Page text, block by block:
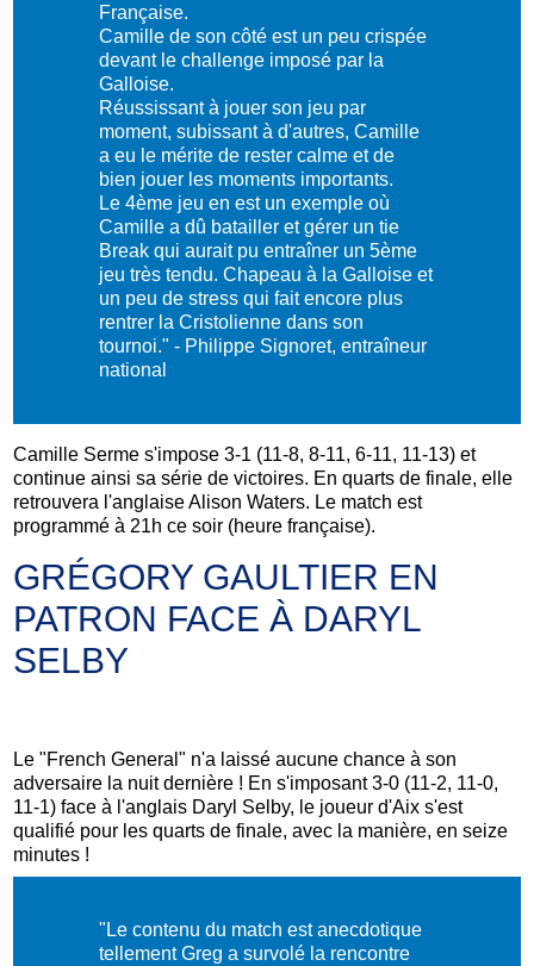
Française.
Camille de son côté est un peu crispée
devant le challenge imposé par la
Galloise.
Réussissant à jouer son jeu par
moment, subissant à d'autres, Camille
a eu le mérite de rester calme et de
bien jouer les moments importants.
Le 4ème jeu en est un exemple où
Camille a dû batailler et gérer un tie
Break qui aurait pu entraîner un 5ème
jeu très tendu. Chapeau à la Galloise et
un peu de stress qui fait encore plus
rentrer la Cristolienne dans son
tournoi." - Philippe Signoret, entraîneur
national
Camille Serme s'impose 3-1 (11-8, 8-11, 6-11, 11-13) et
continue ainsi sa série de victoires. En quarts de finale, elle
retrouvera l'anglaise Alison Waters. Le match est
programmé à 21h ce soir (heure française).
GRÉGORY GAULTIER EN
PATRON FACE À DARYL
SELBY
Le "French General" n'a laissé aucune chance à son
adversaire la nuit dernière ! En s'imposant 3-0 (11-2, 11-0,
11-1) face à l'anglais Daryl Selby, le joueur d'Aix s'est
qualifié pour les quarts de finale, avec la manière, en seize
minutes !
"Le contenu du match est anecdotique
tellement Greg a survolé la rencontre